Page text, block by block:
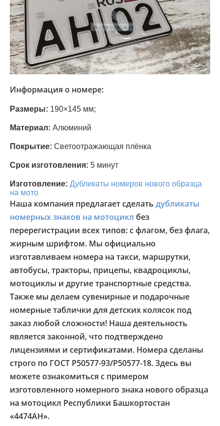
Информация о номере:
Размеры: 190×145 мм;
Материал: Алюминий
Покрытие: Светоотражающая плёнка
Срок изготовления: 5 минут
Изготовление: Дубликаты номеров нового образца
на мото
Наша компания предлагает сделать дубликаты
номерных знаков на мотоцикл без
перерегистрации всех типов: с флагом, без флага,
жирным шрифтом. Мы официально
изготавливаем номера на такси, маршрутки,
автобусы, тракторы, прицепы, квадроциклы,
мотоциклы и другие транспортные средства.
Также мы делаем сувенирные и подарочные
номерные таблички для детских колясок под
заказ любой сложности! Наша деятельность
является законной, что подтверждено
лицензиями и сертификатами. Номера сделаны
строго по ГОСТ Р50577-93/Р50577-18. Здесь вы
можете ознакомиться с примером
изготовленного номерного знака нового образца
на мотоцикл Республики Башкортостан
«4474АН».